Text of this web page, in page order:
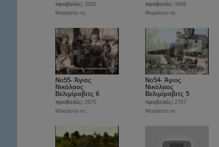
προβολές: 3309
Μοιράσου το..
προβολές: 3996
Μοιράσου το..
Νο55- Άγιος
Νικόλαος
Βελιμίροβιτς 6
προβολές: 2875
Μοιράσου το..
Νο54- Άγιος
Νικόλαος
Βελιμίροβιτς 5
προβολές: 2767
Μοιράσου το..